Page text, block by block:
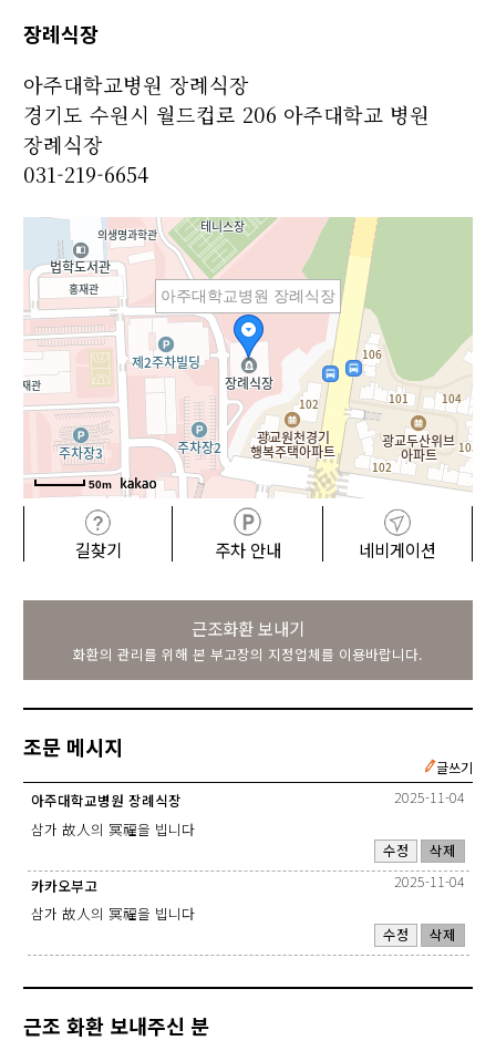
장례식장
아주대학교병원 장례식장
경기도 수원시 월드컵로 206 아주대학교 병원
장례식장
031-219-6654
아주대학교병원 장례식장
50m
길찾기 주차 안내 네비게이션
근조화환 보내기
화환의 관리를 위해 본 부고장의 지정업체를 이용바랍니다.
조문 메시지
글쓰기
아주대학교병원 장례식장
2025-11-04
삼가 故人의 冥福을 빕니다
수정
삭제
카카오부고
2025-11-04
삼가 故人의 冥福을 빕니다
수정
삭제
근조 화환 보내주신 분